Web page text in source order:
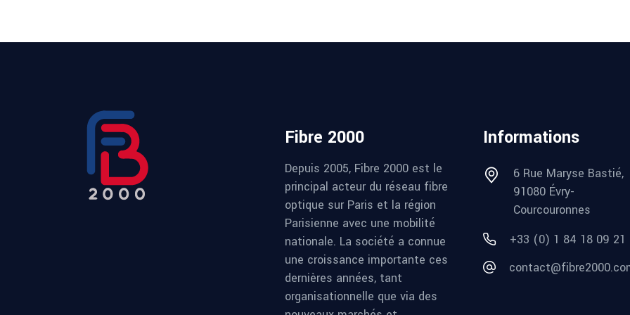
Fibre 2000
Depuis 2005, Fibre 2000 est le
principal acteur du réseau fibre
optique sur Paris et la région
Parisienne avec une mobilité
nationale. La société a connue
une croissance importante ces
dernières années, tant
organisationnelle que via des
Informations
6 Rue Maryse Bastié,
91080 Évry-
Courcouronnes
+33 (0) 1 84 18 09 21